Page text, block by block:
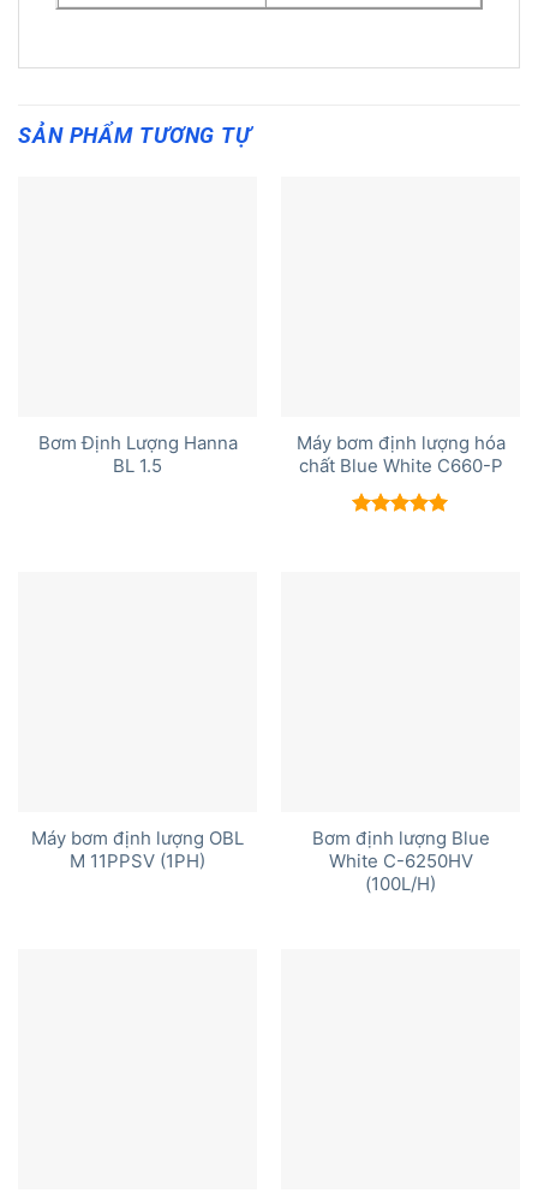
SẢN PHẨM TƯƠNG TỰ
Bơm Định Lượng Hanna
BL 1.5
Máy bơm định lượng hóa
chất Blue White C660-P
Máy bơm định lượng OBL
M 11PPSV (1PH)
Bơm định lượng Blue
White C-6250HV
(100L/H)